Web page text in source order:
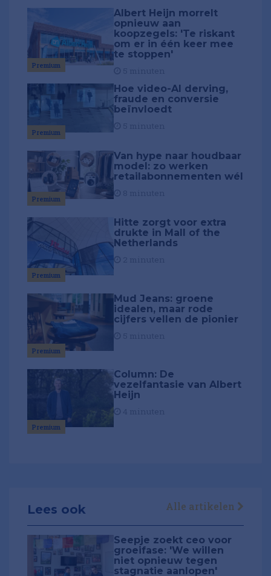
Premium
Albert Heijn morrelt
opnieuw aan
koopzegels: 'Te riskant
om er in één keer mee
te stoppen'
Premium
Hoe video-AI derving,
fraude en conversie
beïnvloedt
Premium
Van hype naar houdbaar
model: zo werken
retailabonnementen wél
Premium
Hitte zorgt voor extra
drukte in Mall of the
Netherlands
Premium
Mud Jeans: groene
idealen, maar rode
cijfers vellen de pionier
Premium
Column: De
vezelfantasie van Albert
Heijn
Lees ook Alle artikelen
Seepje zoekt ceo voor
groeifase: 'We willen
niet opnieuw tegen
stagnatie aanlopen'